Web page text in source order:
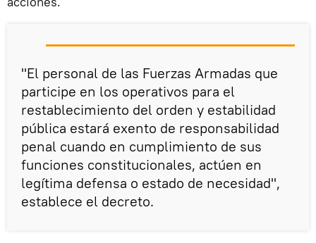
"El personal de las Fuerzas Armadas que
participe en los operativos para el
restablecimiento del orden y estabilidad
pública estará exento de responsabilidad
penal cuando en cumplimiento de sus
funciones constitucionales, actúen en
legítima defensa o estado de necesidad",
establece el decreto.